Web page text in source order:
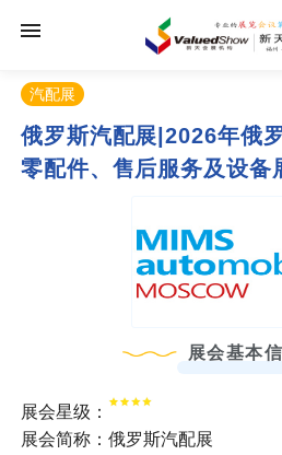
汽配展
俄罗斯汽配展|2026年俄
零配件、售后服务及设备
展会基本
展会星级：
展会简称：俄罗斯汽配展